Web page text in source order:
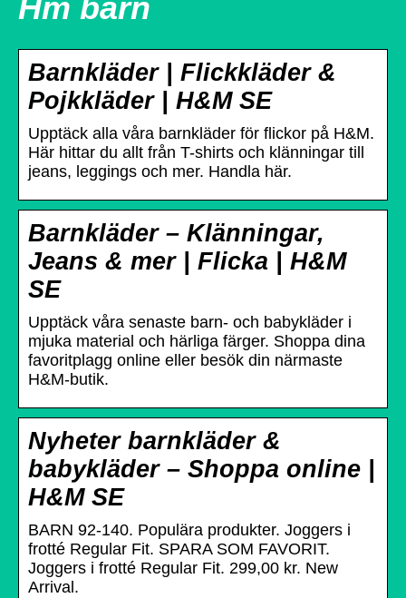
Hm barn
Barnkläder | Flickkläder &
Pojkkläder | H&M SE
Upptäck alla våra barnkläder för flickor på H&M.
Här hittar du allt från T-shirts och klänningar till
jeans, leggings och mer. Handla här.
Barnkläder – Klänningar,
Jeans & mer | Flicka | H&M
SE
Upptäck våra senaste barn- och babykläder i
mjuka material och härliga färger. Shoppa dina
favoritplagg online eller besök din närmaste
H&M-butik.
Nyheter barnkläder &
babykläder – Shoppa online |
H&M SE
BARN 92-140. Populära produkter. Joggers i
frotté Regular Fit. SPARA SOM FAVORIT.
Joggers i frotté Regular Fit. 299,00 kr. New
Arrival.